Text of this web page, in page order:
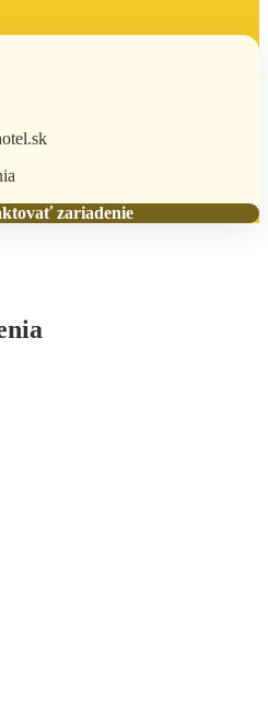
zariadenie